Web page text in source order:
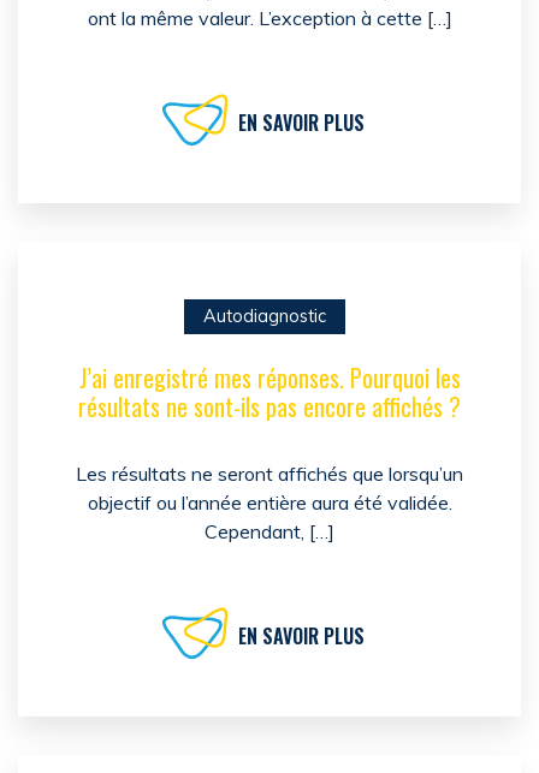
ont la même valeur. L’exception à cette […]
EN SAVOIR PLUS
Autodiagnostic
J’ai enregistré mes réponses. Pourquoi les
résultats ne sont-ils pas encore affichés ?
Les résultats ne seront affichés que lorsqu’un
objectif ou l’année entière aura été validée.
Cependant, […]
EN SAVOIR PLUS